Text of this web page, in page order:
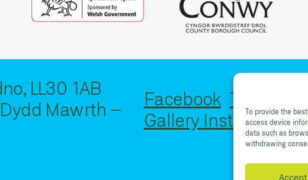
To provide the
access device
data such as
withdrawing
Accept
LL30 1AB
Mawrth –
Facebook Twitter
Gallery Instagram